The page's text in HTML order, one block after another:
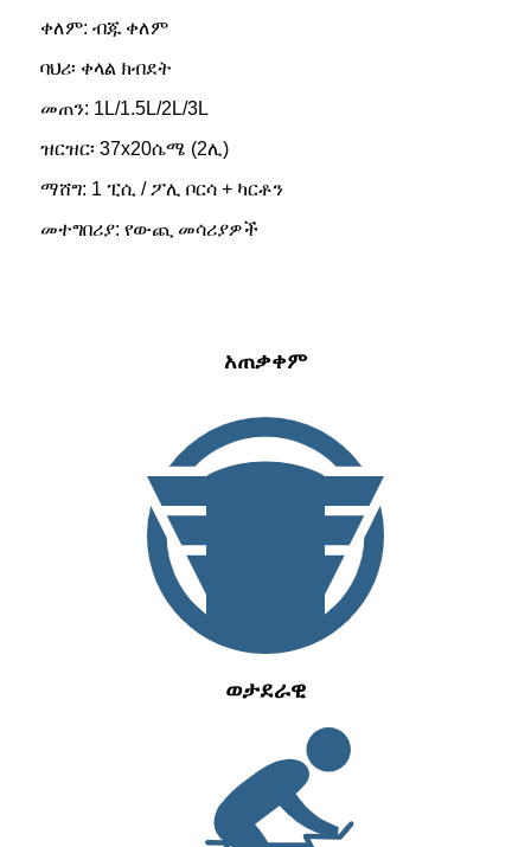
ቀለም: ብጁ ቀለም
ባህሪ፡ ቀላል ክብደት
መጠን: 1L/1.5L/2L/3L
ዝርዝር፡ 37x20ሴሜ (2ሊ)
ማሸግ: 1 ፒሲ / ፖሊ ቦርሳ + ካርቶን
መተግበሪያ: የውጪ መሳሪያዎች
አጠቃቀም
ወታደራዊ